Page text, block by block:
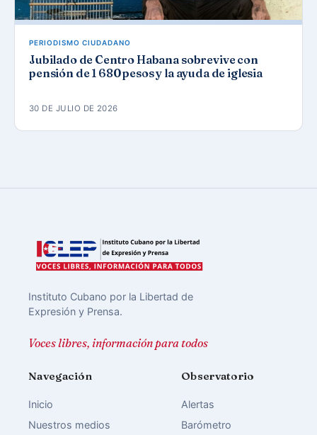
PERIODISMO CIUDADANO
Jubilado de Centro Habana sobrevive con
pensión de 1 680 pesos y la ayuda de iglesia
30 DE JULIO DE 2026
Instituto Cubano por la Libertad de
Expresión y Prensa.
Voces libres, información para todos
Navegación
Inicio
Nuestros medios
Observatorio
Alertas
Barómetro